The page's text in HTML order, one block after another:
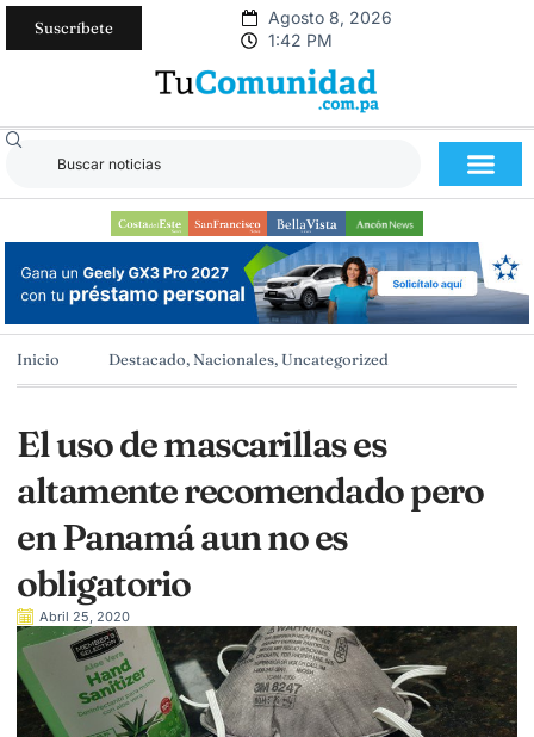
Suscríbete
Agosto 8, 2026
1:42 PM
Inicio Destacado,Nacionales,Uncategorized
El uso de mascarillas es
altamente recomendado pero
en Panamá aun no es
obligatorio
Abril 25, 2020